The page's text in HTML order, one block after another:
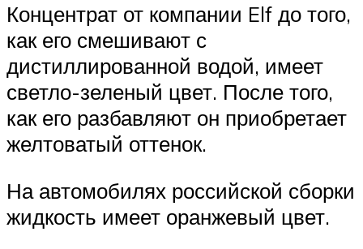
Концентрат от компании Elf до того,
как его смешивают с
дистиллированной водой, имеет
светло-зеленый цвет. После того,
как его разбавляют он приобретает
желтоватый оттенок.
На автомобилях российской сборки
жидкость имеет оранжевый цвет.